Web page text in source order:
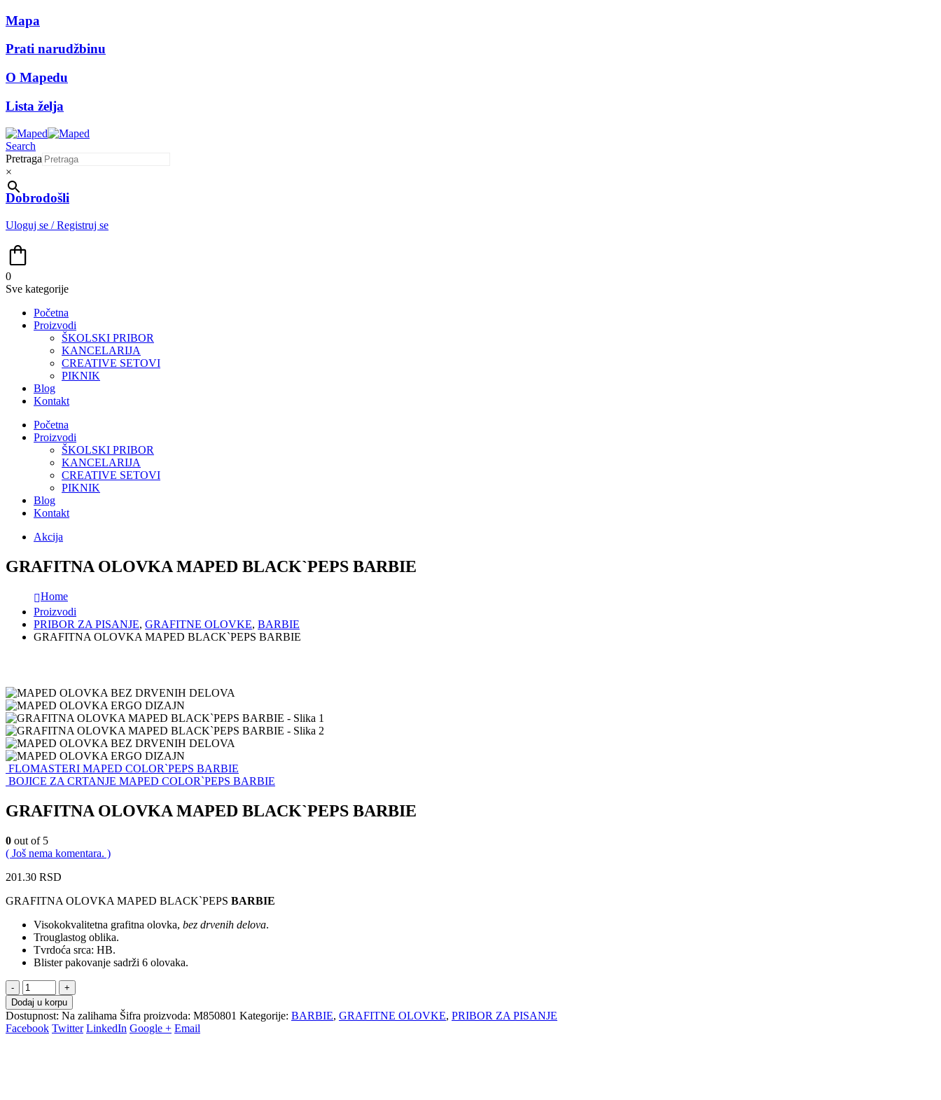
Mapa
Prati narudžbinu
O Mapedu
Lista želja
Search
Pretraga
×
Dobrodošli
Uloguj se / Registruj se
0
Sve kategorije
Početna
Proizvodi
ŠKOLSKI PRIBOR
KANCELARIJA
CREATIVE SETOVI
PIKNIK
Blog
Kontakt
Početna
Proizvodi
ŠKOLSKI PRIBOR
KANCELARIJA
CREATIVE SETOVI
PIKNIK
Blog
Kontakt
Akcija
GRAFITNA OLOVKA MAPED BLACK`PEPS BARBIE
Home
Proizvodi
PRIBOR ZA PISANJE, GRAFITNE OLOVKE, BARBIE
GRAFITNA OLOVKA MAPED BLACK`PEPS BARBIE
FLOMASTERI MAPED COLOR`PEPS BARBIE
BOJICE ZA CRTANJE MAPED COLOR`PEPS BARBIE
GRAFITNA OLOVKA MAPED BLACK`PEPS BARBIE
0 out of 5
( Još nema komentara. )
201.30 RSD
GRAFITNA OLOVKA MAPED BLACK`PEPS BARBIE
Visokokvalitetna grafitna olovka, bez drvenih delova.
Trouglastog oblika.
Tvrdoća srca: HB.
Blister pakovanje sadrži 6 olovaka.
-
+
Dodaj u korpu
Dostupnost: Na zalihama Šifra proizvoda: M850801 Kategorije: BARBIE, GRAFITNE OLOVKE, PRIBOR ZA PISANJE
Facebook Twitter LinkedIn Google + Email